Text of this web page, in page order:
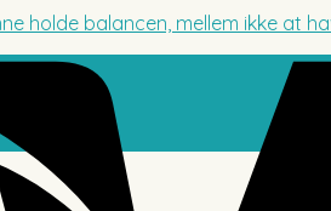
holde balancen, mellem ikke at